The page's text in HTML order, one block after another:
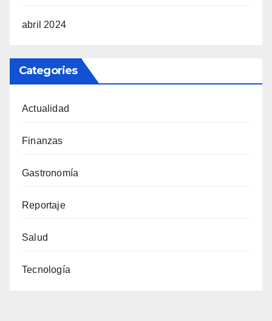
abril 2024
Categories
Actualidad
Finanzas
Gastronomía
Reportaje
Salud
Tecnología